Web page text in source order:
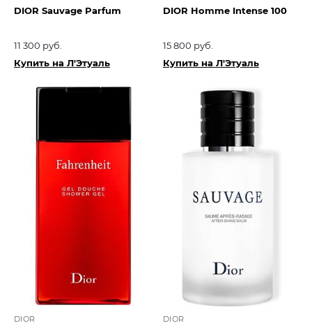
DIOR Sauvage Parfum
11 300 руб.
Купить на Л'Этуаль
DIOR Homme Intense 100
15 800 руб.
Купить на Л'Этуаль
DIOR DIOR